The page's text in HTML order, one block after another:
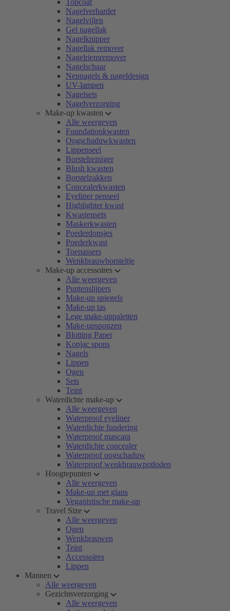
Topcoat
Nagelverharder
Nagelvijlen
Gel nagellak
Nagelknipper
Nagellak remover
Nagelriemremover
Nagelschaar
Nepnagels & nageldesign
UV-lampen
Nagelsets
Nagelverzorging
Make-up kwasten
Alle weergeven
Foundationkwasten
Oogschaduwkwasten
Lippenseel
Borstelreiniger
Blush kwasten
Borstelzakken
Concealerkwasten
Eyeliner penseel
Highlighter kwast
Kwastensets
Maskerkwasten
Poederdonsjes
Poederkwast
Toepassers
Wenkbrauwborsteltje
Make-up accessoires
Alle weergeven
Puntenslijpers
Make-up spiegels
Make-up tas
Lege make-uppaletten
Make-upsponzen
Blotting Paper
Konjac spons
Nagels
Lippen
Ogen
Sets
Teint
Waterdichte make-up
Alle weergeven
Waterproof eyeliner
Waterdichte fundering
Waterproof mascara
Waterdichte concealer
Waterproof oogschaduw
Waterproof wenkbrauwpotloden
Hoogtepunten
Alle weergeven
Make-up met glans
Veganistische make-up
Travel Size
Alle weergeven
Ogen
Wenkbrauwen
Teint
Accessoires
Lippen
Mannen
Alle weergeven
Gezichtsverzorging
Alle weergeven